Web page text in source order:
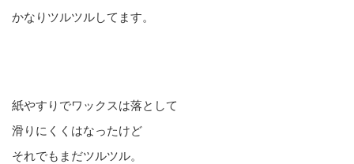
かなりツルツルしてます。
紙やすりでワックスは落として
滑りにくくはなったけど
それでもまだツルツル。